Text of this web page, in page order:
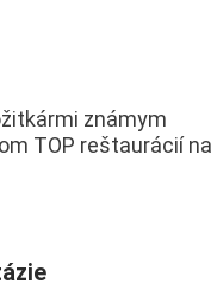
známym
TOP reštaurácií na